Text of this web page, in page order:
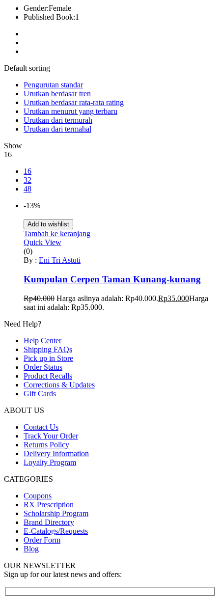
Gender:Female
Published Book:1
Default sorting
Pengurutan standar
Urutkan berdasar tren
Urutkan berdasar rata-rata rating
Urutkan menurut yang terbaru
Urutkan dari termurah
Urutkan dari termahal
Show
16
16
32
48
-13%
Add to wishlist
Tambah ke keranjang
Quick View
(0)
By : Eni Tri Astuti
Kumpulan Cerpen Taman Kunang-kunang
Rp40.000 Harga aslinya adalah: Rp40.000.Rp35.000Harga
saat ini adalah: Rp35.000.
Need Help?
Help Center
Shipping FAQs
Pick up in Store
Order Status
Product Recalls
Corrections & Updates
Gift Cards
ABOUT US
Contact Us
Track Your Order
Returns Policy
Delivery Information
Loyalty Program
CATEGORIES
Coupons
RX Prescription
Scholarship Program
Brand Directory
E-Catalogs/Requests
Order Form
Blog
OUR NEWSLETTER
Sign up for our latest news and offers: